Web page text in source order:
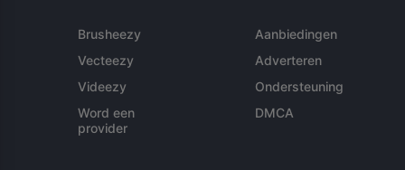
Brusheezy
Vecteezy
Videezy
Word een
provider
Aanbiedingen
Adverteren
Ondersteuning
DMCA